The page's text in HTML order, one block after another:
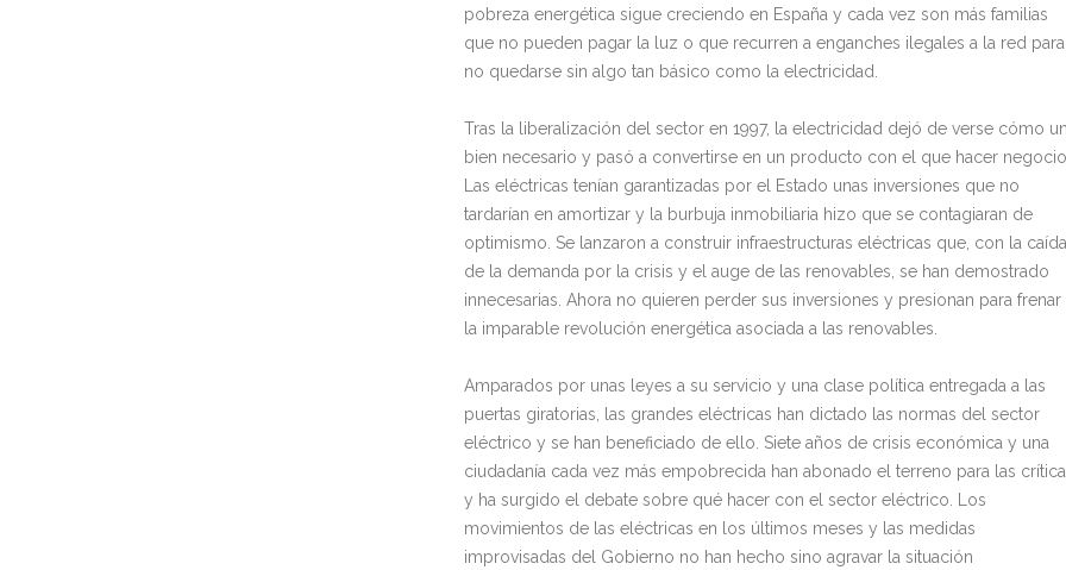
pobreza energética sigue creciendo en España y cada vez son más familias
que no pueden pagar la luz o que recurren a enganches ilegales a la red para
no quedarse sin algo tan básico como la electricidad.
Tras la liberalización del sector en 1997, la electricidad dejó de verse cómo un
bien necesario y pasó a convertirse en un producto con el que hacer
Las eléctricas tenían garantizadas por el Estado unas inversiones que no
tardarían en amortizar y la burbuja inmobiliaria hizo que se contagiaran de
optimismo. Se lanzaron a construir infraestructuras eléctricas que, con la caída
de la demanda por la crisis y el auge de las renovables, se han demostrado
innecesarias. Ahora no quieren perder sus inversiones y presionan para frenar
la imparable revolución energética asociada a las renovables.
Amparados por unas leyes a su servicio y una clase política entregada a las
puertas giratorias, las grandes eléctricas han dictado las normas del sector
eléctrico y se han beneficiado de ello. Siete años de crisis económica y una
ciudadanía cada vez más empobrecida han abonado el terreno para las
y ha surgido el debate sobre qué hacer con el sector eléctrico. Los
movimientos de las eléctricas en los últimos meses y las medidas
improvisadas del Gobierno no han hecho sino agravar la situación